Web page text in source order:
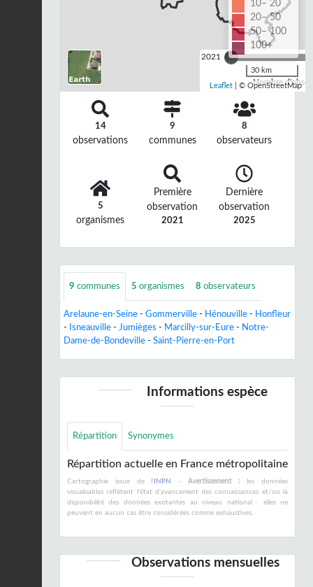
2021
Nombre
10– 20
20– 50
50– 100
100+
30 km
Leaflet | © OpenStreetMap
14
observations
9
communes
8
observateurs
5
organismes
Première
observation
2021
Dernière
observation
2025
9 communes 5 organismes 8 observateurs
Arelaune-en-Seine - Gommerville - Hénouville - Honfleur
-
Isneauville - Jumièges - Marcilly-sur-Eure - Notre-
Dame-de-Bondeville - Saint-Pierre-en-Port
Informations espèce
Répartition Synonymes
Répartition actuelle en France métropolitaine
Cartographie issue de l' INPN - Avertissement : les données
visualisables reflètent l'état d'avancement des connaissances et/ou la
disponibilité des données existantes au niveau national : elles ne
peuvent en aucun cas être considérées comme exhaustives.
Observations mensuelles